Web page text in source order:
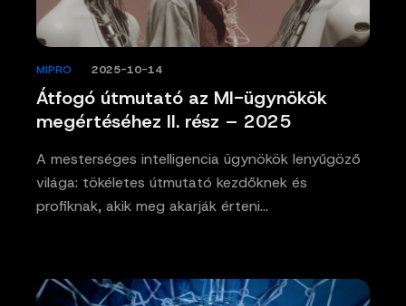
Átfogó útmutató az MI-ügynökök
megértéséhez II. rész – 2025
MIPRO 2025-10-14
A mesterséges intelligencia ügynökök lenyűgöző
világa: tökéletes útmutató kezdőknek és
profiknak, akik meg akarják érteni…